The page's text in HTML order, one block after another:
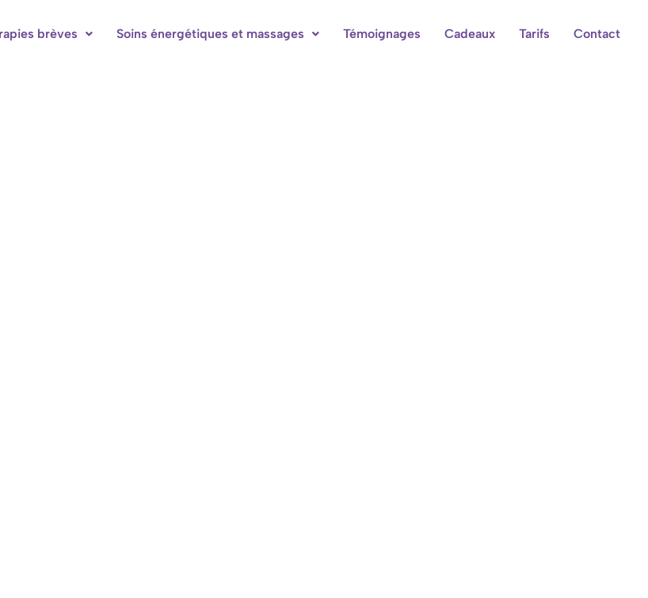
brèves Soins énergétiques et massages Témoignages Cadeaux Tarifs Contact